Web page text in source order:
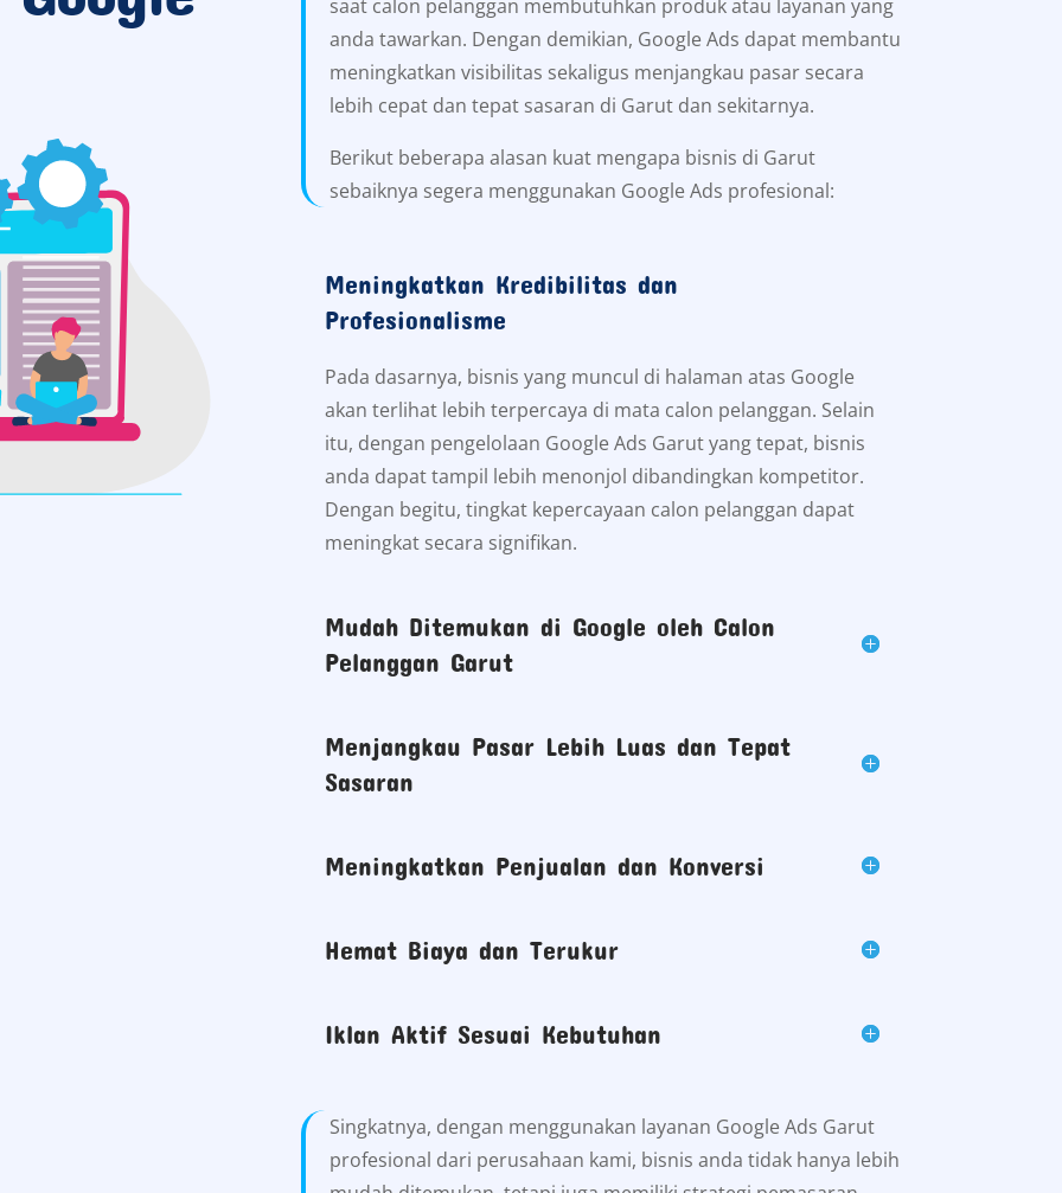
saat calon pelanggan membutuhkan produk atau layanan yang
anda tawarkan. Dengan demikian, Google Ads dapat membantu
meningkatkan visibilitas sekaligus menjangkau pasar secara
lebih cepat dan tepat sasaran di Garut dan sekitarnya.
Berikut beberapa alasan kuat mengapa bisnis di Garut
sebaiknya segera menggunakan Google Ads profesional:
Meningkatkan Kredibilitas dan
Profesionalisme
Pada dasarnya, bisnis yang muncul di halaman atas Google
akan terlihat lebih terpercaya di mata calon pelanggan. Selain
itu, dengan pengelolaan Google Ads Garut yang tepat, bisnis
anda dapat tampil lebih menonjol dibandingkan kompetitor.
Dengan begitu, tingkat kepercayaan calon pelanggan dapat
meningkat secara signifikan.
Mudah Ditemukan di Google oleh Calon
Pelanggan Garut
Menjangkau Pasar Lebih Luas dan Tepat
Sasaran
Meningkatkan Penjualan dan Konversi
Hemat Biaya dan Terukur
Iklan Aktif Sesuai Kebutuhan
Singkatnya, dengan menggunakan layanan Google Ads Garut
profesional dari perusahaan kami, bisnis anda tidak hanya lebih